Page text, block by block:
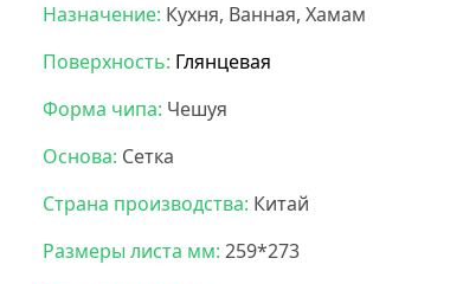
Назначение: Кухня, Ванная, Хамам
Поверхность: Глянцевая
Форма чипа: Чешуя
Основа: Сетка
Страна производства: Китай
Размеры листа мм: 259*273